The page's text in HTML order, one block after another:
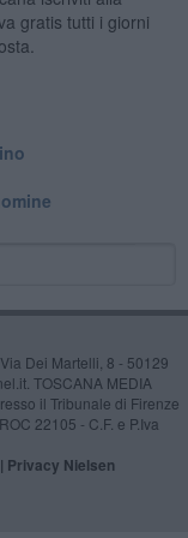
gratis tutti i giorni
Dei Martelli, 8 - 50129
TOSCANA MEDIA
il Tribunale di Firenze
22105 - C.F. e P.Iva
Privacy Nielsen